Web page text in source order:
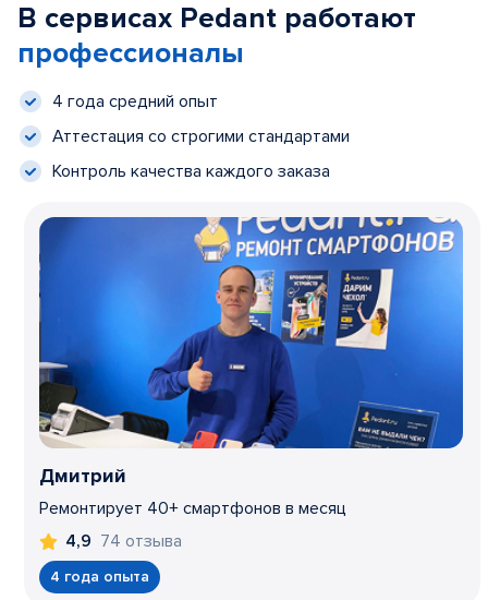
В сервисах Pedant работают
профессионалы
4 года средний опыт
Аттестация со строгими стандартами
Контроль качества каждого заказа
Дмитрий
Ремонтирует 40+ смартфонов в месяц
4,9 74 отзыва
4 года опыта